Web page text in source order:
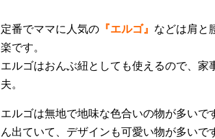
定番でママに人気の 『エルゴ』 などは肩と
楽です。
エルゴはおんぶ紐としても使えるので、
夫。
エルゴは無地で地味な色合いの物が多い
ん出ていて、デザインも可愛い物が多いで